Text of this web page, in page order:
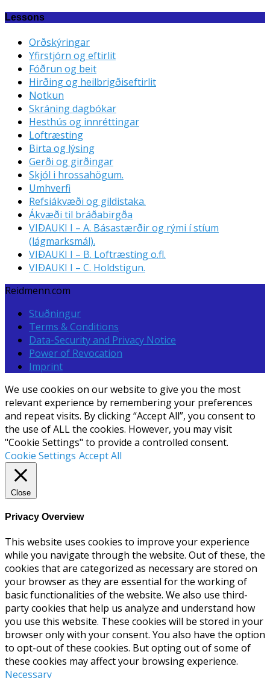
Lessons
Orðskýringar
Yfirstjórn og eftirlit
Fóðrun og beit
Hirðing og heilbrigðiseftirlit
Notkun
Skráning dagbókar
Hesthús og innréttingar
Loftræsting
Birta og lýsing
Gerði og girðingar
Skjól i hrossahögum.
Umhverfi
Refsiákvæði og gildistaka.
Ákvæði til bráðabirgða
VIÐAUKI I – A. Básastærðir og rými í stíum
(lágmarksmál).
VIÐAUKI I – B. Loftræsting o.fl.
VIÐAUKI I – C. Holdstigun.
Reidmenn.com
Stuðningur
Terms & Conditions
Data-Security and Privacy Notice
Power of Revocation
Imprint
We use cookies on our website to give you the most
relevant experience by remembering your preferences
and repeat visits. By clicking “Accept All”, you consent to
the use of ALL the cookies. However, you may visit
"Cookie Settings" to provide a controlled consent.
Cookie Settings Accept All
Close
Privacy Overview
This website uses cookies to improve your experience
while you navigate through the website. Out of these, the
cookies that are categorized as necessary are stored on
your browser as they are essential for the working of
basic functionalities of the website. We also use third-
party cookies that help us analyze and understand how
you use this website. These cookies will be stored in your
browser only with your consent. You also have the option
to opt-out of these cookies. But opting out of some of
these cookies may affect your browsing experience.
Necessary